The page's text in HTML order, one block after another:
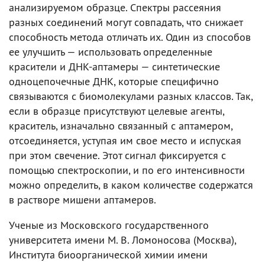
анализируемом образце. Спектры рассеяния
разных соединений могут совпадать, что снижает
способность метода отличать их. Один из способов
ее улучшить — использовать определенные
красители и ДНК-аптамеры — синтетические
одноцепочечные ДНК, которые специфично
связываются с биомолекулами разных классов. Так,
если в образце присутствуют целевые агенты,
краситель, изначально связанный с аптамером,
отсоединяется, уступая им свое место и испуская
при этом свечение. Этот сигнал фиксируется с
помощью спектроскопии, и по его интенсивности
можно определить, в каком количестве содержатся
в растворе мишени аптамеров.
Ученые из Московского государственного
университета имени М. В. Ломоносова (Москва),
Института биоорганической химии имени